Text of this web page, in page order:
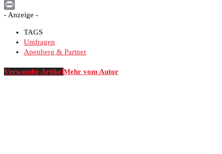
WhatsApp
Print
- Anzeige -
TAGS
Umfragen
Apenberg & Partner
Verwandte ArtikelMehr vom Autor